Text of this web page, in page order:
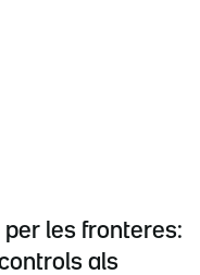
per les fronteres:
als